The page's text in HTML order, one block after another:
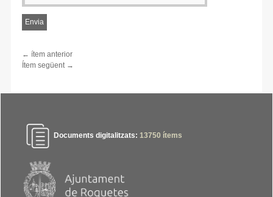
← ítem anterior
Ítem següent →
Documents digitalitzats: 13750 ítems